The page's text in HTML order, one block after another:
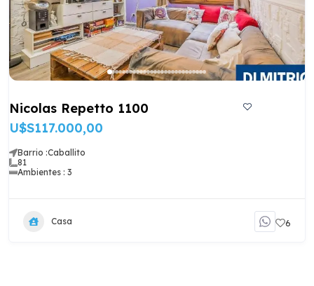
Nicolas Repetto 1100
U$S117.000,00
Barrio :Caballito
81
Ambientes : 3
Casa 6